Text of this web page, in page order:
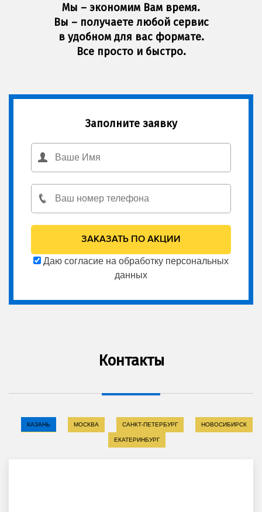
Мы – экономим Вам время.
Вы – получаете любой сервис
в удобном для вас формате.
Все просто и быстро.
Заполните заявку
Даю согласие на обработку персональных
данных
Контакты
КАЗАНЬ МОСКВА САНКТ-ПЕТЕРБУРГ НОВОСИБИРСК
ЕКАТЕРИНБУРГ